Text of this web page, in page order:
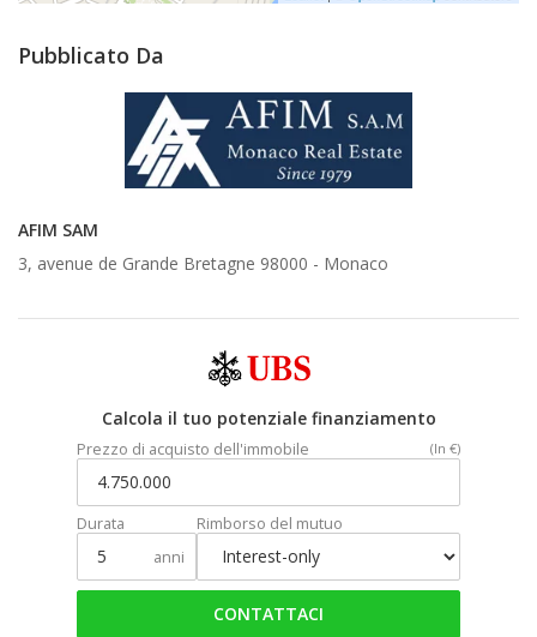
Pubblicato Da
AFIM SAM
3, avenue de Grande Bretagne 98000 - Monaco
Calcola il tuo potenziale finanziamento
Prezzo di acquisto dell'immobile (In €)
Durata
anni
Rimborso del mutuo
CONTATTACI